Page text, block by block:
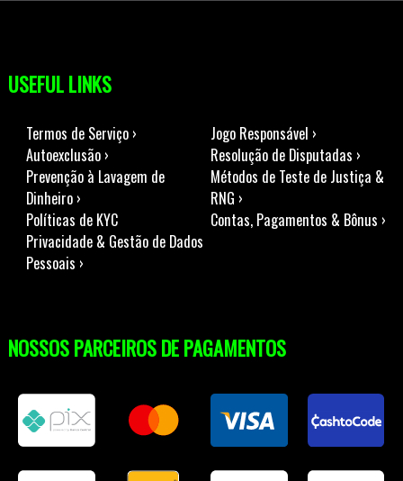
USEFUL LINKS
Termos de Serviço ›
Jogo Responsável ›
Autoexclusão ›
Resolução de Disputadas ›
Prevenção à Lavagem de
Dinheiro ›
Métodos de Teste de Justiça &
RNG ›
Políticas de KYC
Privacidade & Gestão de Dados
Pessoais ›
Contas, Pagamentos & Bônus ›
NOSSOS PARCEIROS DE PAGAMENTOS